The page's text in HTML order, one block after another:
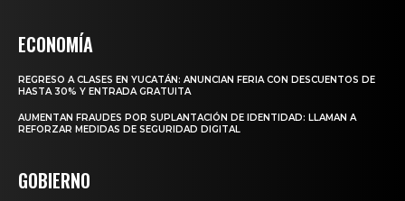
ECONOMÍA
REGRESO A CLASES EN YUCATÁN: ANUNCIAN FERIA CON DESCUENTOS DE
HASTA 30% Y ENTRADA GRATUITA
AUMENTAN FRAUDES POR SUPLANTACIÓN DE IDENTIDAD: LLAMAN A
REFORZAR MEDIDAS DE SEGURIDAD DIGITAL
GOBIERNO